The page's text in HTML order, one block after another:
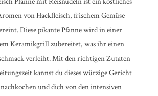
von Hackfleisch, frischem Gemüse
Diese pikante Pfanne wird in einer
Keramikgrill zubereitet, was ihr einen
verleiht. Mit den richtigen Zutaten
kannst du dieses würzige Gericht
und dich von den intensiven